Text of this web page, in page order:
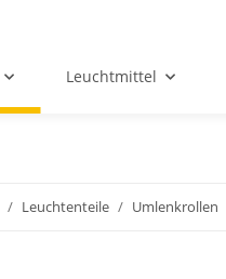
Leuchtmittel
Leuchtenteile Umlenkrollen